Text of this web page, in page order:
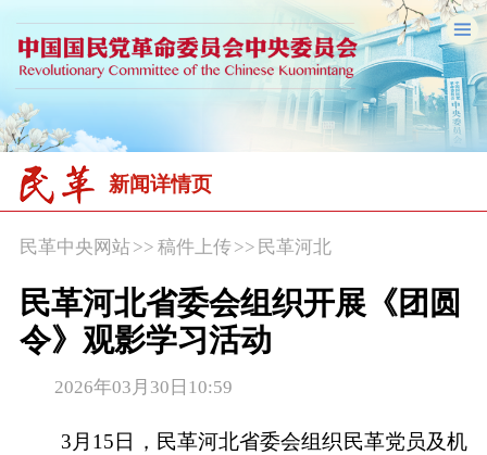
新闻详情页
民革中央网站>> 稿件上传 >> 民革河北
民革河北省委会组织开展《团圆
令》观影学习活动
2026年03月30日10:59
3月15日，民革河北省委会组织民革党员及机